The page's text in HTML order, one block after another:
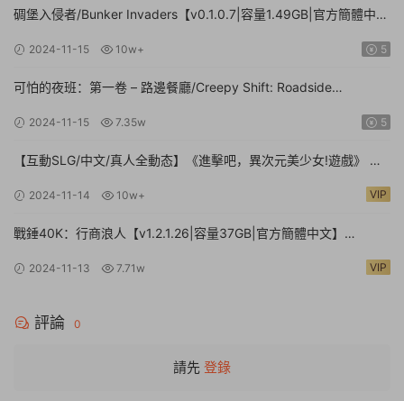
碉堡入侵者/Bunker Invaders【v0.1.0.7|容量1.49GB|官方簡體中
2024-11-15 10w+ 5
可怕的夜班：第一卷 – 路邊餐廳/Creepy Shift: Roadside
2024-11-15 7.35w 5
【互動SLG/中文/真人全動态】《進擊吧，異次元美少女!遊戲》 官
2024-11-14 10w+ VIP
戰錘40K：行商浪人【v1.2.1.26|容量37GB|官方簡體中文】
2024-11-13 7.71w VIP
評論 0
請先 登錄